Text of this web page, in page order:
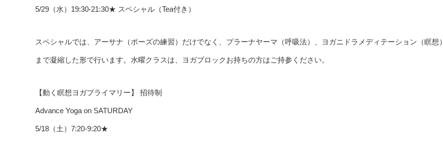
5/29（水）19:30-21:30★ スペシャル（Tea付き）
スペシャルでは、アーサナ（ポーズの練習）だけでなく、プラーナヤーマ（呼吸法）、ヨガニドラメディテーション（瞑想）
まで凝縮した形で行います。水曜クラスは、ヨガブロックお持ちの方はご持参ください。
【動く瞑想ヨガプライマリー】 招待制
Advance Yoga on SATURDAY
5/18（土）7:20-9:20★